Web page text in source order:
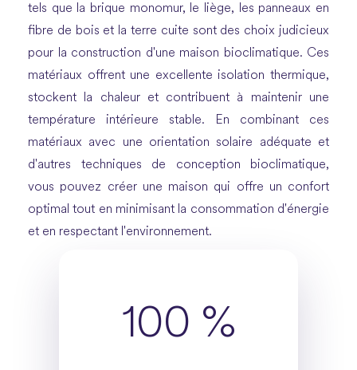
tels que la brique monomur, le liège, les panneaux en
fibre de bois et la terre cuite sont des choix judicieux
pour la construction d'une maison bioclimatique. Ces
matériaux offrent une excellente isolation thermique,
stockent la chaleur et contribuent à maintenir une
température intérieure stable. En combinant ces
matériaux avec une orientation solaire adéquate et
d'autres techniques de conception bioclimatique,
vous pouvez créer une maison qui offre un confort
optimal tout en minimisant la consommation d'énergie
et en respectant l'environnement.
100 %